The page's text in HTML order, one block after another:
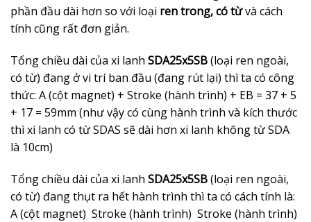
phần đầu dài hơn so với loại ren trong, có từvà cách
tính cũng rất đơn giản.
Tổng chiều dài của xi lanh SDA25x5SB(loại ren ngoài,
có từ) đang ở vi trí ban đầu (đang rút lại) thì ta có công
thức: A (cột magnet) + Stroke (hành trình) + EB = 37 + 5
+ 17 = 59mm (như vậy có cùng hành trình và kích thước
thì xi lanh có từ SDAS sẽ dài hơn xi lanh không từ SDA
là 10cm)
Tổng chiều dài của xi lanh SDA25x5SB(loại ren ngoài,
có từ) đang thụt ra hết hành trình thì ta có cách tính là:
A (cột magnet) Stroke (hành trình) Stroke (hành trình)